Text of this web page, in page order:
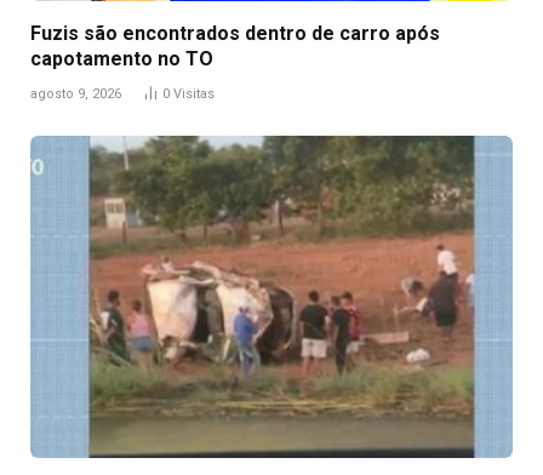
Fuzis são encontrados dentro de carro após
capotamento no TO
agosto 9, 2026 0 Visitas